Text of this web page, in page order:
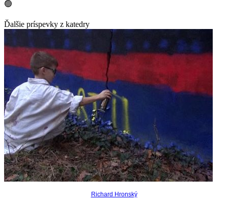
🟢
Ďalšie príspevky z katedry
Intermédiá
Richard Hronský